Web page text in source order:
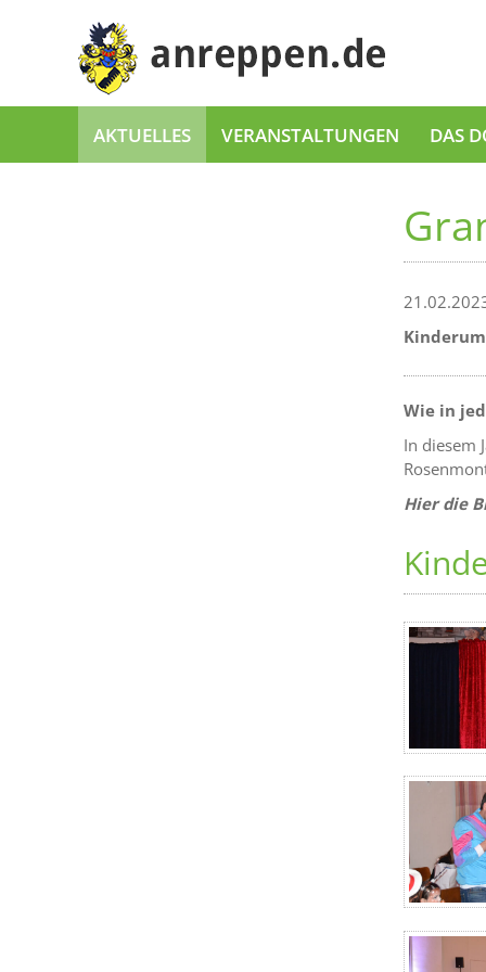
AKTUELLES VERANSTALTUNGEN DAS
Wie in
In diesem
Hier die